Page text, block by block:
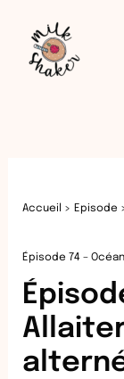
contenu
Accueil Episode
Épisode 74 –